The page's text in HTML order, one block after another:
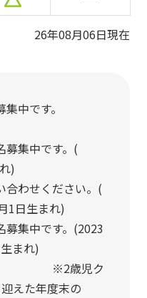
26年08月06日現在
中です。
集中です。(
)
わせください。(
1日生まれ)
集中です。(2023
まれ)
ク
えた年度末の